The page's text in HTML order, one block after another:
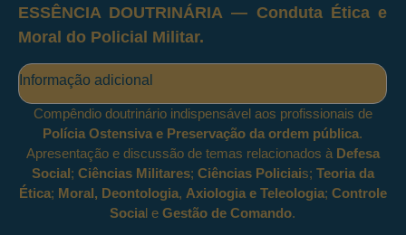
ESSÊNCIA DOUTRINÁRIA — Conduta Ética e
Moral do Policial Militar.
Informação adicional
Compêndio doutrinário indispensável aos profissionais de
Polícia Ostensiva e Preservação da ordem pública.
Apresentação e discussão de temas relacionados à Defesa
Social; Ciências Militares; Ciências Policiais; Teoria da
Ética; Moral, Deontologia, Axiologia e Teleologia; Controle
Social e Gestão de Comando.